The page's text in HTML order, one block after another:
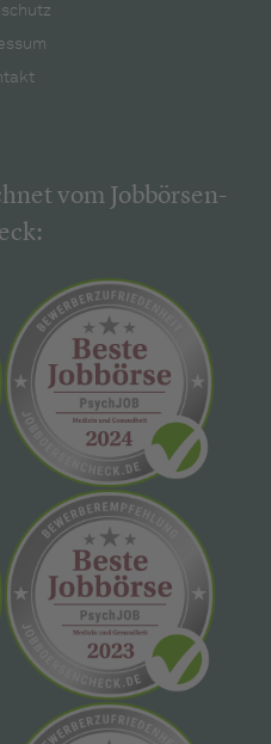
vom Jobbörsen-